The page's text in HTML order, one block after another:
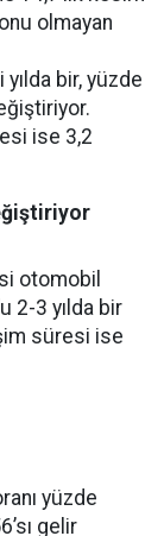
olmayan
bir, yüzde
ise 3,2
otomobil
2-3 yılda bir
süresi ise
yüzde
gelir